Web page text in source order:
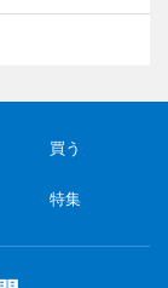
買う
特集